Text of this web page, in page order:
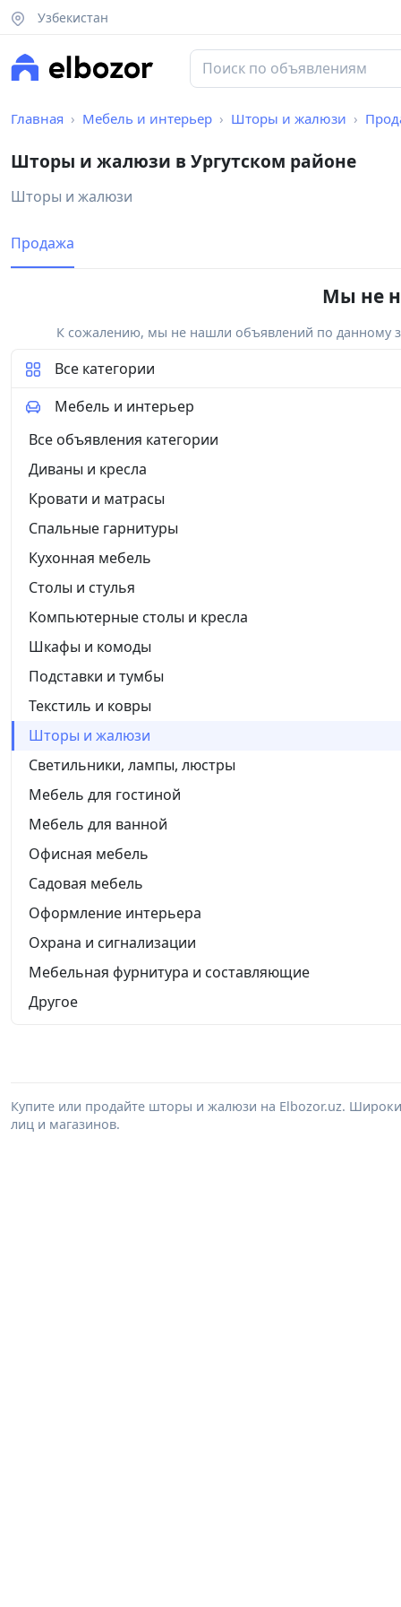
Узбекистан
Главная Мебель и интерьер Шторы и жалюзи
Шторы и жалюзи в Ургутском районе
Шторы и жалюзи
Продажа
Мы не
К сожалению, мы не нашли объявлений по данному
Все категории
Мебель и интерьер
Все объявления категории
Диваны и кресла
Кровати и матрасы
Спальные гарнитуры
Кухонная мебель
Столы и стулья
Компьютерные столы и кресла
Шкафы и комоды
Подставки и тумбы
Текстиль и ковры
Шторы и жалюзи
Светильники, лампы, люстры
Мебель для гостиной
Мебель для ванной
Офисная мебель
Садовая мебель
Оформление интерьера
Охрана и сигнализации
Мебельная фурнитура и составляющие
Другое
Купите или продайте шторы и жалюзи на Elbozor.uz.
лиц и магазинов.